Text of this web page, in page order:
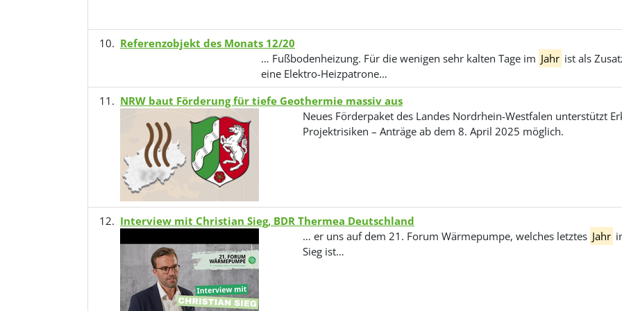
Referenzobjekt des Monats 12/20
… Fußbodenheizung. Für die wenigen sehr kalten Tage im Jahr ist als
eine Elektro-Heizpatrone…
NRW baut Förderung für tiefe Geothermie massiv aus
Neues Förderpaket des Landes Nordrhein-Westfalen unterstützt
Projektrisiken – Anträge ab dem 8. April 2025 möglich.
Interview mit Christian Sieg, BDR Thermea Deutschland
… er uns auf dem 21. Forum Wärmepumpe, welches letztes Jahr
Sieg ist…